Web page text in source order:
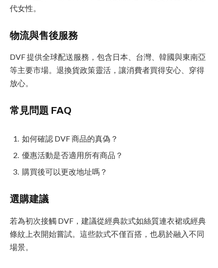
代女性。
物流與售後服務
DVF 提供全球配送服務，包含日本、台灣、韓國與東南亞
等主要市場。退換貨政策靈活，讓消費者買得安心、穿得
放心。
常見問題 FAQ
如何確認 DVF 商品的真偽？
優惠活動是否適用所有商品？
購買後可以更改地址嗎？
選購建議
若為初次接觸 DVF，建議從經典款式如絲質連衣裙或經典
條紋上衣開始嘗試。這些款式不僅百搭，也易於融入不同
場景。